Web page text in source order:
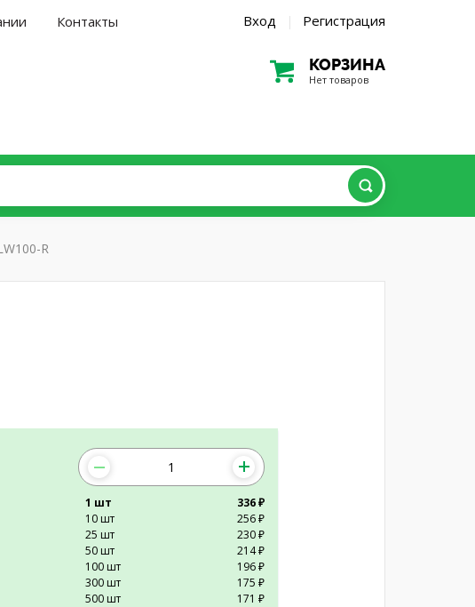
Контакты Вход | Регистрация
КОРЗИНА
Нет товаров
R
1 шт
336 ₽
10 шт
256 ₽
25 шт
230 ₽
50 шт
214 ₽
100 шт
196 ₽
300 шт
175 ₽
500 шт
171 ₽